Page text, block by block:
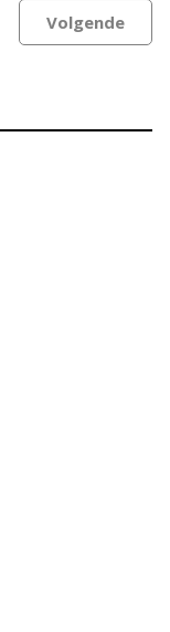
Volgende